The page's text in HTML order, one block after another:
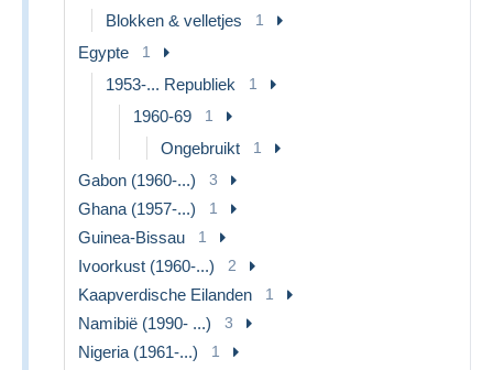
Blokken & velletjes 1
Egypte 1
1953-... Republiek 1
1960-69 1
Ongebruikt 1
Gabon (1960-...) 3
Ghana (1957-...) 1
Guinea-Bissau 1
Ivoorkust (1960-...) 2
Kaapverdische Eilanden 1
Namibië (1990- ...) 3
Nigeria (1961-...) 1